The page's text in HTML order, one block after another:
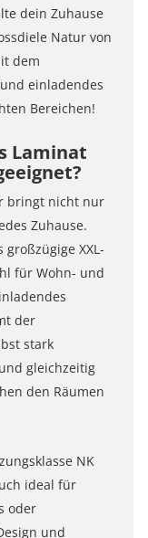
dein Zuhause
Natur von
dem
einladendes
Bereichen!
Laminat
bringt nicht nur
Zuhause.
XXL-
für Wohn- und
der
stark
gleichzeitig
den Räumen
NK
ideal für
oder
und